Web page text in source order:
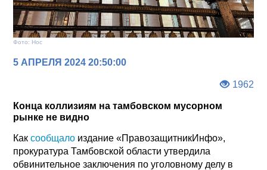
Фото: Нос
5 АПРЕЛЯ 2024 20:50:00
1962
Конца коллизиям на тамбовском мусорном
рынке не видно
Каксообщало издание «ПравозащитникИнфо»,
прокуратура Тамбовской области утвердила
обвинительное заключения по уголовному делу в